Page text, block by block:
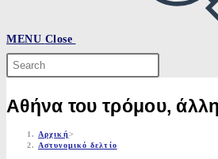
MENU Close
Search
this
website
Αθήνα του τρόμου,
Αρχική>
Αστυνομικό δελτίο